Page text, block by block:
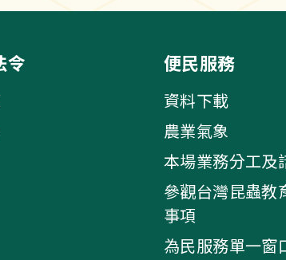
令 便民服務
資料下載
農業氣象
本場業務分工及
參觀台灣昆蟲教
事項
為民服務單一窗